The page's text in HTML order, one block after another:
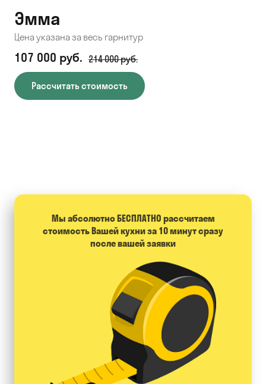
Эмма
Цена указана за весь гарнитур
107 000 руб. 214 000 руб.
Рассчитать стоимость
Мы абсолютно БЕСПЛАТНО расcчитаем
стоимость Вашей кухни за 10 минут сразу
после вашей заявки